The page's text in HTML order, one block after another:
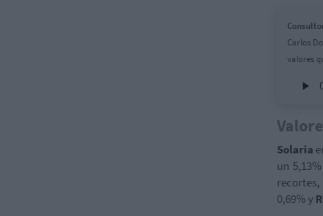
Carlos
valores
Solaria
un
0,69% y